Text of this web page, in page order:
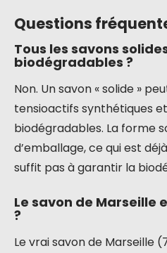
Questions
Tous les savons
biodégradables ?
Non. Un savon « solide »
tensioactifs synthétiques
biodégradables. La forme
d’emballage, ce qui est
suffit pas à garantir la
Le savon de
?
Le vrai savon de Marseille